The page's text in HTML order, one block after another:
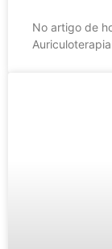
No artigo de